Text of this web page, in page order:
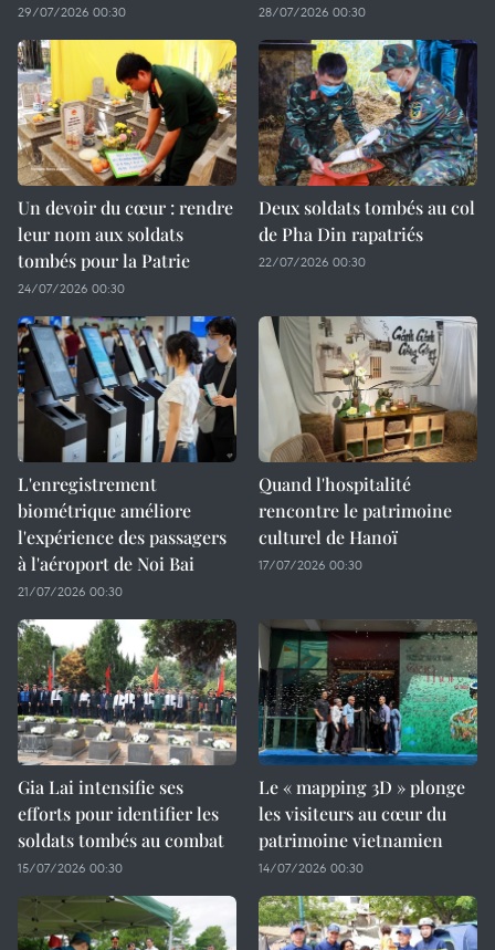
29/07/2026 00:30 28/07/2026 00:30
Un devoir du cœur : rendre
leur nom aux soldats
tombés pour la Patrie
24/07/2026 00:30
Deux soldats tombés au col
de Pha Din rapatriés
22/07/2026 00:30
L'enregistrement
biométrique améliore
l'expérience des passagers
à l'aéroport de Noi Bai
21/07/2026 00:30
Quand l'hospitalité
rencontre le patrimoine
culturel de Hanoï
17/07/2026 00:30
Gia Lai intensifie ses
efforts pour identifier les
soldats tombés au combat
15/07/2026 00:30
Le « mapping 3D » plonge
les visiteurs au cœur du
patrimoine vietnamien
14/07/2026 00:30